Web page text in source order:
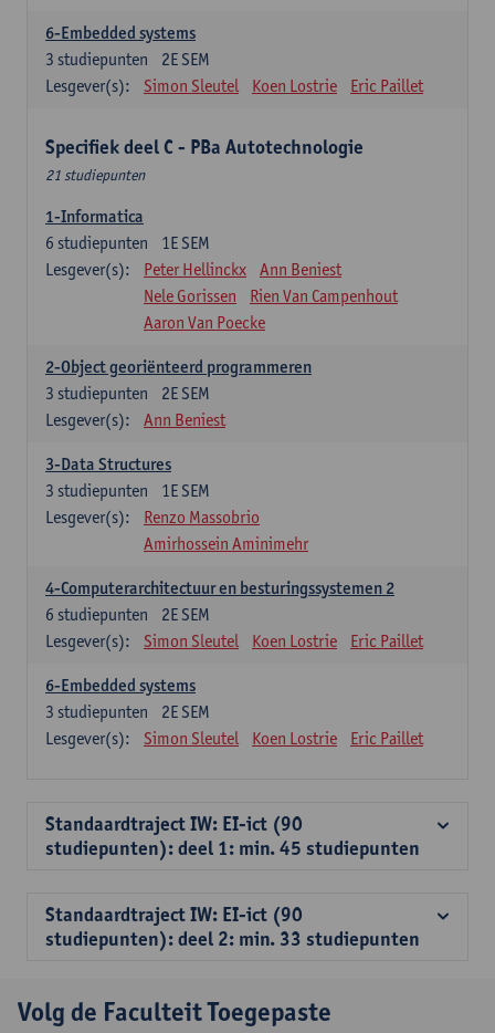
6-Embedded systems
2E SEM
3 studiepunten
Lesgever(s):
Simon Sleutel Koen Lostrie Eric Paillet
Specifiek deel C - PBa Autotechnologie
21 studiepunten
1-Informatica
1E SEM
6 studiepunten
Lesgever(s):
Peter Hellinckx
Ann Beniest
Nele Gorissen
Rien Van Campenhout
Aaron Van Poecke
2-Object georiënteerd programmeren
2E SEM
3 studiepunten
Lesgever(s):
Ann Beniest
3-Data Structures
1E SEM
3 studiepunten
Lesgever(s):
Renzo Massobrio
Amirhossein Aminimehr
4-Computerarchitectuur en besturingssystemen 2
2E SEM
6 studiepunten
Lesgever(s):
Simon Sleutel Koen Lostrie Eric Paillet
6-Embedded systems
2E SEM
3 studiepunten
Lesgever(s):
Simon Sleutel Koen Lostrie Eric Paillet
Standaardtraject IW: EI-ict (90
studiepunten): deel 1: min. 45 studiepunten
Standaardtraject IW: EI-ict (90
studiepunten): deel 2: min. 33 studiepunten
Volg de Faculteit Toegepaste